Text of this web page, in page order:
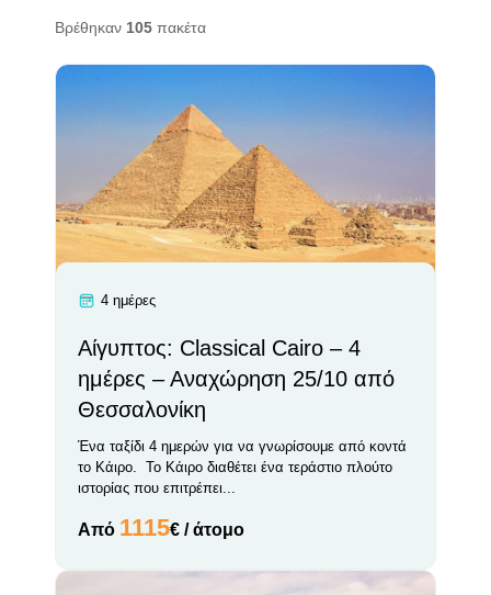
Βρέθηκαν 105 πακέτα
4 ημέρες
Αίγυπτος: Classical Cairo – 4
ημέρες – Αναχώρηση 25/10 από
Θεσσαλονίκη
Ένα ταξίδι 4 ημερών για να γνωρίσουμε από κοντά
το Κάιρο. Το Κάιρο διαθέτει ένα τεράστιο πλούτο
ιστορίας που επιτρέπει...
Από 1115€ / άτομο